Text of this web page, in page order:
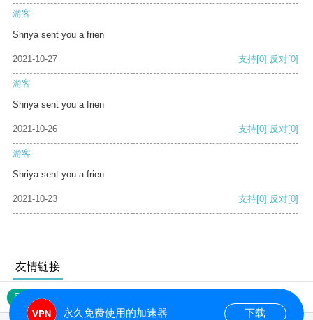
游客
Shriya sent you a frien
2021-10-27 支持[0] 反对[0]
游客
Shriya sent you a frien
2021-10-26 支持[0] 反对[0]
游客
Shriya sent you a frien
2021-10-23 支持[0] 反对[0]
友情链接
网站地图
永久免费使用的加速器 下载